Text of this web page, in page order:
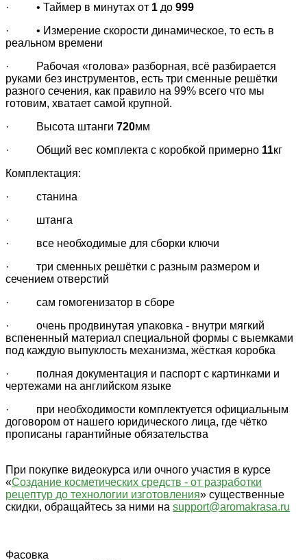
· • Таймер в минутах от 1 до 999
· • Измерение скорости динамическое, то есть в
реальном времени
· Рабочая «голова» разборная, всё разбирается
руками без инструментов, есть три сменные решётки
разного сечения, как правило на 99% всего что мы
готовим, хватает самой крупной.
· Высота штанги 720мм
· Общий вес комплекта с коробкой примерно 11кг
Комплектация:
· станина
· штанга
· все необходимые для сборки ключи
· три сменных решётки с разным размером и
сечением отверстий
· сам гомогенизатор в сборе
· очень продвинутая упаковка - внутри мягкий
вспененный материал специальной формы с выемками
под каждую выпуклость механизма, жёсткая коробка
· полная документация и паспорт с картинками и
чертежами на английском языке
· при необходимости комплектуется официальным
договором от нашего юридического лица, где чётко
прописаны гарантийные обязательства
При покупке видеокурса или очного участия в курсе
«Создание косметических средств - от разработки
рецептур до технологии изготовления» существенные
скидки, обращайтесь за ними на support@aromakrasa.ru
Фасовка